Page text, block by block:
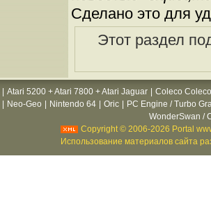
Сделано это для
Этот раздел
Atari 5200 + Atari 7800 + Atari Jaguar
Coleco
Neo-Geo Nintendo 64 Oric
PC Engine / Turbo
WonderSwan /
Copyright © 2006-2026 Portal
Использование материалов сайта